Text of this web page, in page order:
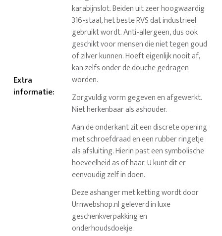
Extra
informatie:
karabijnslot. Beiden uit zeer hoogwaardig
316-staal, het beste RVS dat industrieel
gebruikt wordt. Anti-allergeen, dus ook
geschikt voor mensen die niet tegen goud
of zilver kunnen. Hoeft eigenlijk nooit af,
kan zelfs onder de douche gedragen
worden.
Zorgvuldig vorm gegeven en afgewerkt.
Niet herkenbaar als ashouder.
Aan de onderkant zit een discrete opening
met schroefdraad en een rubber ringetje
als afsluiting. Hierin past een symbolische
hoeveelheid as of haar. U kunt dit er
eenvoudig zelf in doen.
Deze ashanger met ketting wordt door
Urnwebshop.nl geleverd in luxe
geschenkverpakking en
onderhoudsdoekje.